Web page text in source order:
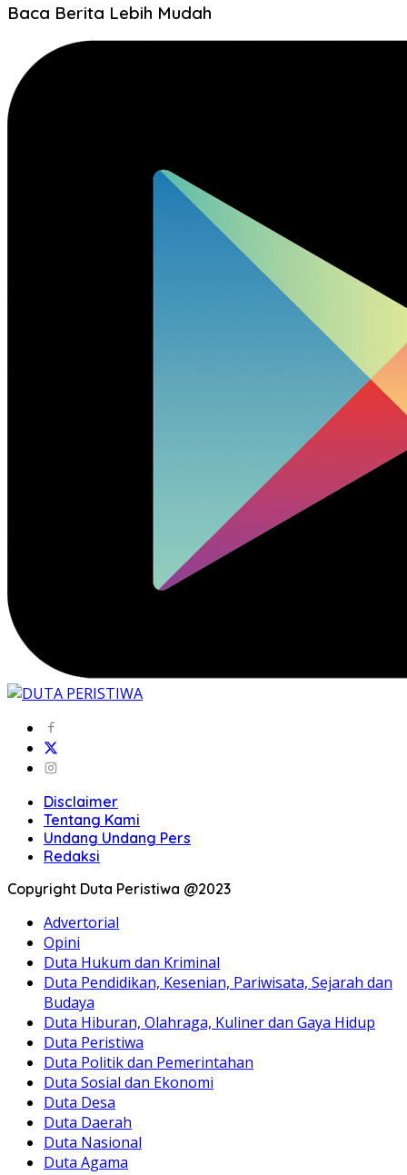
Baca Berita Lebih Mudah
Disclaimer
Tentang Kami
Undang Undang Pers
Redaksi
Copyright Duta Peristiwa @2023
Advertorial
Opini
Duta Hukum dan Kriminal
Duta Pendidikan, Kesenian, Pariwisata, Sejarah dan
Budaya
Duta Hiburan, Olahraga, Kuliner dan Gaya Hidup
Duta Peristiwa
Duta Politik dan Pemerintahan
Duta Sosial dan Ekonomi
Duta Desa
Duta Daerah
Duta Nasional
Duta Agama